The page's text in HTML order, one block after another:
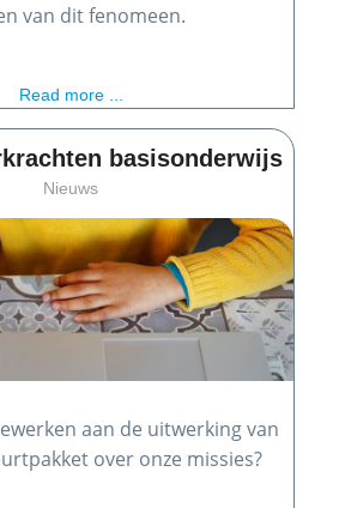
van dit fenomeen.
Read more ...
basisonderwijs
Nieuws
aan de uitwerking van
over onze missies?